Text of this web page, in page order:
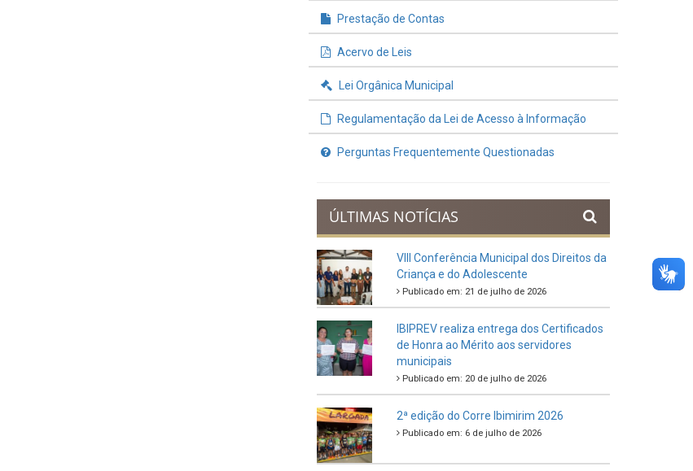
Prestação de Contas
Acervo de Leis
Lei Orgânica Municipal
Regulamentação da Lei de Acesso à Informação
Perguntas Frequentemente Questionadas
ÚLTIMAS NOTÍCIAS
VIII Conferência Municipal dos Direitos da
Criança e do Adolescente
Publicado em: 21 de julho de 2026
IBIPREV realiza entrega dos Certificados
de Honra ao Mérito aos servidores
municipais
Publicado em: 20 de julho de 2026
2ª edição do Corre Ibimirim 2026
Publicado em: 6 de julho de 2026